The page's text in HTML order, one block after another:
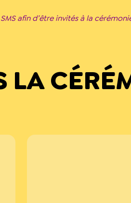
afin d’être invités à la
LA